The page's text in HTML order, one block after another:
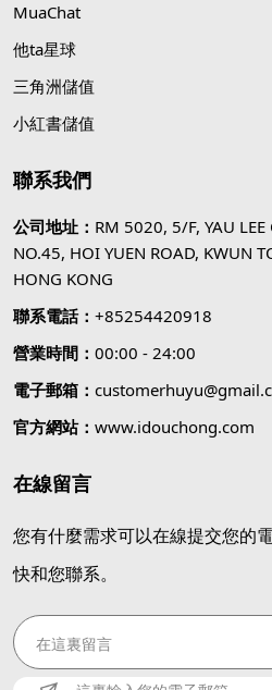
MuaChat
他ta星球
三角洲儲值
小紅書儲值
聯系我們
公司地址： RM 5020, 5/F, YAU LEE
NO.45, HOI YUEN ROAD, KWUN
HONG KONG
聯系電話： +85254420918
營業時間： 00:00 - 24:00
電子郵箱：
官方網站： www.idouchong.com
在線留言
您有什麼需求可以在線提交您的
快和您聯系。